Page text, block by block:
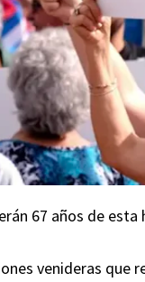
67 años de
venideras